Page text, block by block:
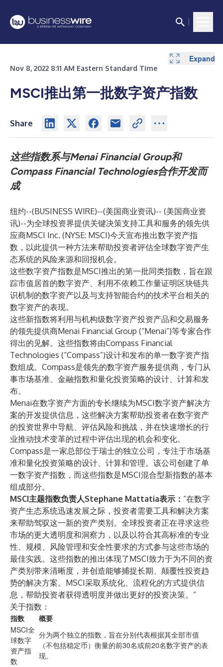
Nov 8, 2022 8:11 AM Eastern Standard Time
MSCI推出第一批数字资产指数
Share
这些指数系与Menai Financial Group和
Compass Financial Technologies合作开发而
成
纽约--(BUSINESS WIRE)--(美国商业资讯)-- (美国商业资
讯)--为全球投资界提供关键决策支持工具和服务的领先供
应商MSCI Inc. (NYSE: MSCI)今天宣布推出数字资产指
数，以此提供一种方法来帮助投资者评估全球数字资产生
态系统的风险来源和回报机会。
这些数字资产指数是MSCI推出的第一批同类指数，旨在跟
踪市值居首的数字资产、利用不依赖工作量证明区块链共
识机制的数字资产以及与支持智能合约的技术平台相关的
数字资产的表现。
这些新指数将利用与机构级数字资产投资产品和交易服务
的领先提供商Menai Financial Group (“Menai”)等专家合作
得出的见解。这些指数将由Compass Financial
Technologies (“Compass”)设计和发布的单一数字资产指
数组成。Compass是领先的数字资产服务提供商，专门从
事市场基准、金融指数和量化投资策略的设计、计算和发
布。
Menai在数字资产方面的专长继续为MSCI数字资产解决方
案的开发提供信息，这些解决方案帮助投资者在数字资产
的投资世界中导航、评估风险和挑战，并在快速增长的行
业推动技术变革的过程中评估出现的机会和变化。
Compass是一家总部位于瑞士的独立公司，专注于市场基
准和量化投资策略的设计、计算和管理。该公司创建了单
一数字资产指数，而这些指数是MSCI混合型新指数的基本
组成部分。
MSCI主题指数负责人Stephane Mattatia表示： “在数字
资产生态系统迅速发展之际，投资者需要工具和解决方案
来帮助驾驭这一新的资产类别。全球投资者正在寻求这些
市场的更大透明度和洞察力，以及以符合其高标准的专业
性、规模、风险管理和安全性要求的方式参与这些市场的
最佳实践。这些指数的推出体现了MSCI致力于为不同的资
产类别带来清晰度，并创造能够捕捉长期、颠覆性投资趋
势的解决方案。MSCI采取系统化、流程化的方式提供信
息，帮助投资者获得透明度并做出更好的投资决策。”
关于指数：
指数
概要
MSCI全
球数字
资产指
数
分为两个独立的指数，旨在分别代表根据其全部市值
（不包括稳定币）衡量的前30名或前20名数字资产的表
现。
Expand